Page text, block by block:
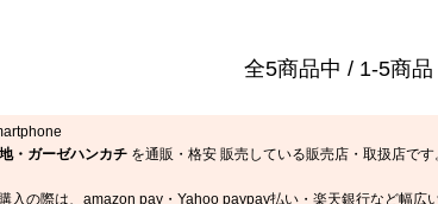
全5商品中 / 1-5商品
・ガーゼハンカチ を通販・格安 販売している販売店・取扱店で
入の際は、amazon pay・Yahoo paypay払い・楽天銀行など幅